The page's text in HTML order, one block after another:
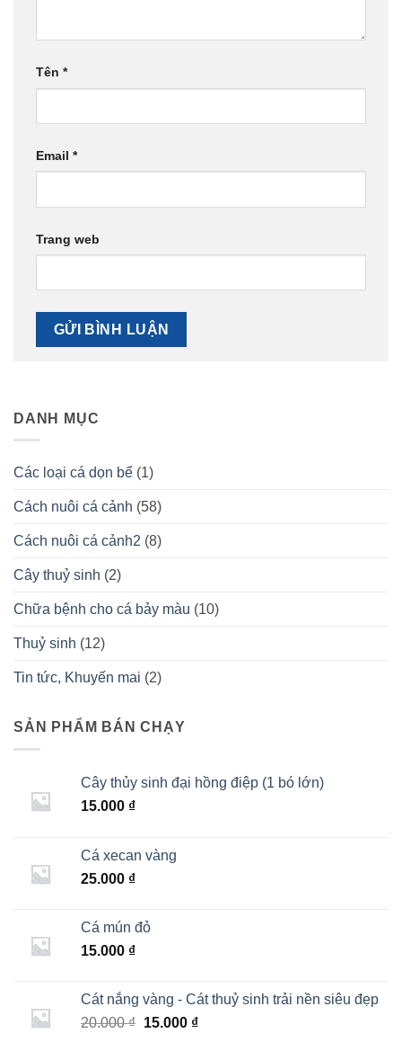
Tên *
Email *
Trang web
DANH MỤC
Các loại cá dọn bể (1)
Cách nuôi cá cảnh (58)
Cách nuôi cá cảnh2 (8)
Cây thuỷ sinh (2)
Chữa bệnh cho cá bảy màu (10)
Thuỷ sinh (12)
Tin tức, Khuyến mai (2)
SẢN PHẨM BÁN CHẠY
Cây thủy sinh đại hồng điệp (1 bó lớn)
15.000 ₫
Cá xecan vàng
25.000 ₫
Cá mún đỏ
15.000 ₫
Cát nắng vàng - Cát thuỷ sinh trải nền siêu đẹp
20.000₫ Giá
15.000 ₫Giá